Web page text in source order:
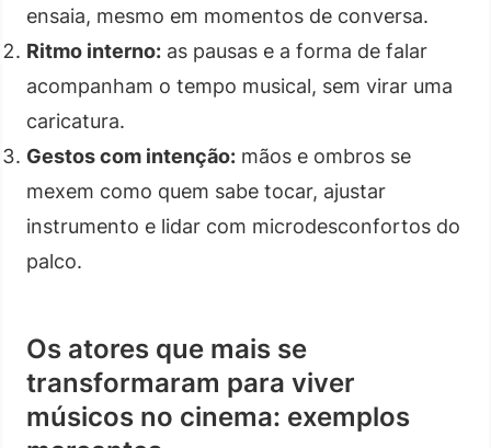
ensaia, mesmo em momentos de conversa.
Ritmo interno: as pausas e a forma de falar
acompanham o tempo musical, sem virar uma
caricatura.
Gestos com intenção: mãos e ombros se
mexem como quem sabe tocar, ajustar
instrumento e lidar com microdesconfortos do
palco.
Os atores que mais se
transformaram para viver
músicos no cinema: exemplos